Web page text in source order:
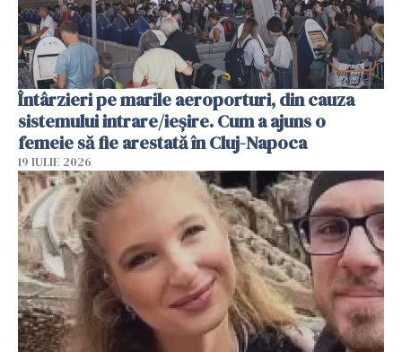
Întârzieri pe marile aeroporturi, din cauza
sistemului intrare/ieșire. Cum a ajuns o
femeie să fie arestată în Cluj-Napoca
19 IULIE 2026